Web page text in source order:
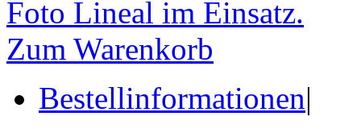
Foto Lineal im Einsatz.
Zum Warenkorb
Bestellinformationen|